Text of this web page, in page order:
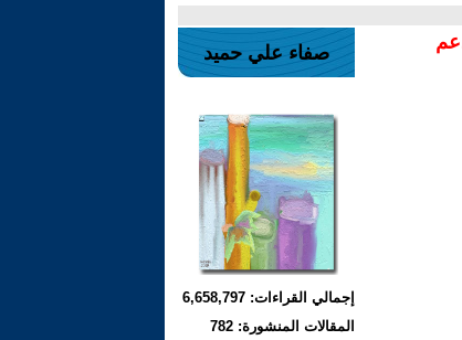
صفاء علي حميد
إجمالي القراءات: 6,658,797
المقالات المنشورة: 782